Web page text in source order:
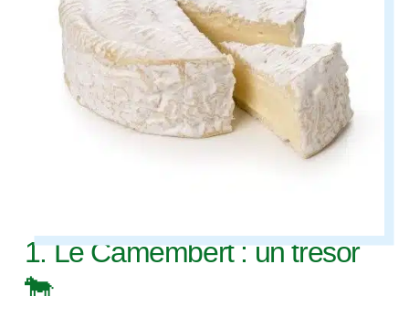
1. Le Camembert : un trésor
🐄